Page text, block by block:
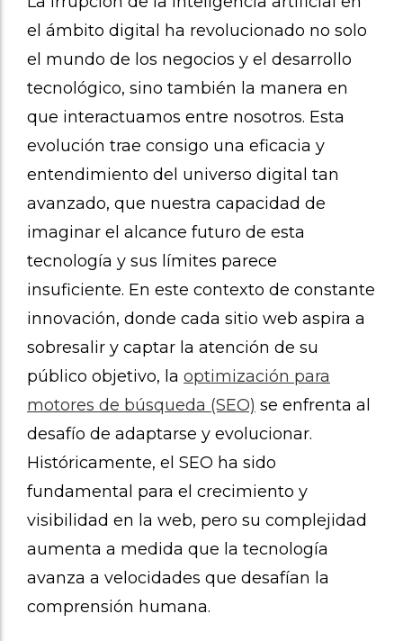
el ámbito digital ha revolucionado no solo
el mundo de los negocios y el desarrollo
tecnológico, sino también la manera en
que interactuamos entre nosotros. Esta
evolución trae consigo una eficacia y
entendimiento del universo digital tan
avanzado, que nuestra capacidad de
imaginar el alcance futuro de esta
tecnología y sus límites parece
insuficiente. En este contexto de constante
innovación, donde cada sitio web aspira a
sobresalir y captar la atención de su
público objetivo, la optimización para
motores de búsqueda (SEO) se enfrenta al
desafío de adaptarse y evolucionar.
Históricamente, el SEO ha sido
fundamental para el crecimiento y
visibilidad en la web, pero su complejidad
aumenta a medida que la tecnología
avanza a velocidades que desafían la
comprensión humana.